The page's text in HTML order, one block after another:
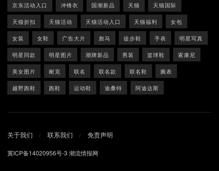
京东活动入口 冲锋衣 国潮新品 天猫 天猫国际
天猫折扣 天猫活动 天猫活动入口 天猫福利 女包
女装 女鞋 广告大片 彪马 徒步鞋 手表 明星写真
明星同款 明星图片 潮牌新品 男装 篮球鞋 索康尼
美女图片 耐克 联名 联名款 联名鞋 腕表
越野跑鞋 跑鞋 运动鞋 迪桑特 阿迪达斯
关于我们 联系我们 免责声明
冀ICP备14020956号-3 潮流情报网